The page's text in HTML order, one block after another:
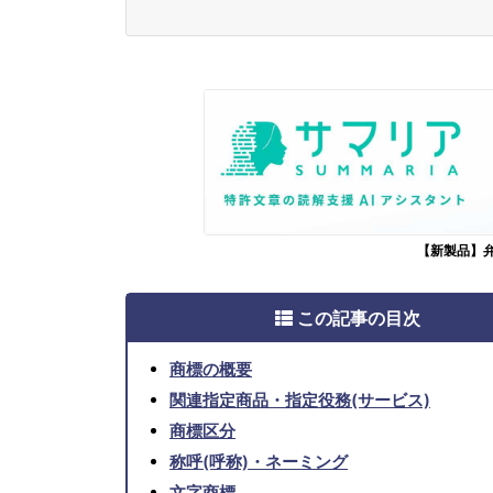
【新製品
この記事の目次
商標の概要
関連指定商品・指定役務(サービス)
商標区分
称呼(呼称)・ネーミング